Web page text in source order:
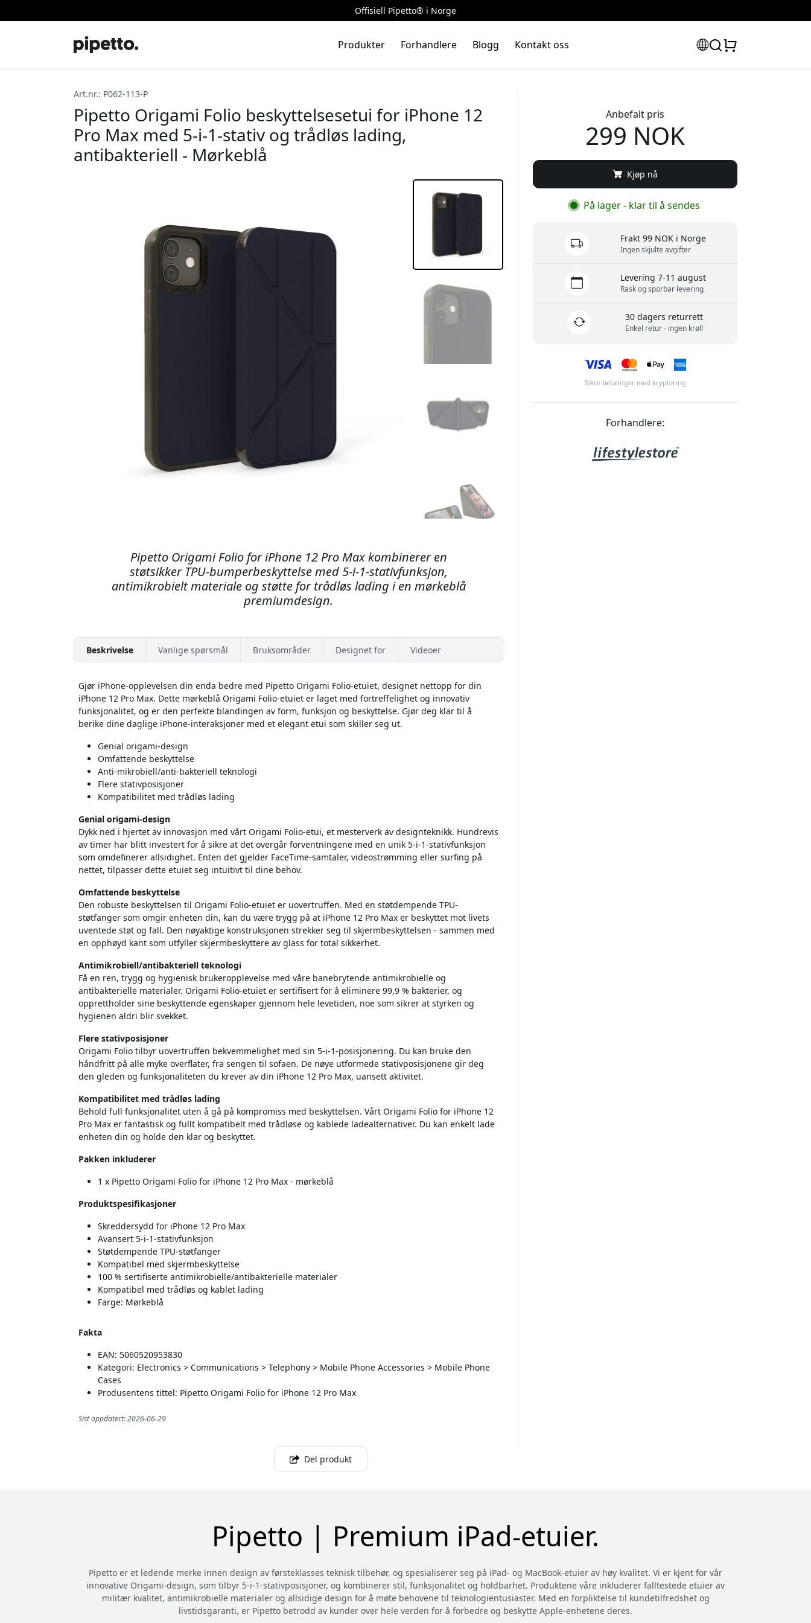
Offisiell Pipetto® i Norge
Produkter Forhandlere Blogg Kontakt oss
Art.nr.: P062-113-P
Pipetto Origami Folio beskyttelsesetui for iPhone 12
Pro Max med 5-i-1-stativ og trådløs lading,
antibakteriell - Mørkeblå
Pipetto Origami Folio for iPhone 12 Pro Max kombinerer en
støtsikker TPU-bumperbeskyttelse med 5-i-1-stativfunksjon,
antimikrobielt materiale og støtte for trådløs lading i en mørkeblå
premiumdesign.
Beskrivelse Vanlige spørsmål Bruksområder Designet for Videoer
Gjør iPhone-opplevelsen din enda bedre med Pipetto Origami Folio-etuiet, designet nettopp for din
iPhone 12 Pro Max. Dette mørkeblå Origami Folio-etuiet er laget med fortreffelighet og innovativ
funksjonalitet, og er den perfekte blandingen av form, funksjon og beskyttelse. Gjør deg klar til å
berike dine daglige iPhone-interaksjoner med et elegant etui som skiller seg ut.
Genial origami-design
Omfattende beskyttelse
Anti-mikrobiell/anti-bakteriell teknologi
Flere stativposisjoner
Kompatibilitet med trådløs lading
Genial origami-design
Dykk ned i hjertet av innovasjon med vårt Origami Folio-etui, et mesterverk av designteknikk. Hundrevis
av timer har blitt investert for å sikre at det overgår forventningene med en unik 5-i-1-stativfunksjon
som omdefinerer allsidighet. Enten det gjelder FaceTime-samtaler, videostrømming eller surfing på
nettet, tilpasser dette etuiet seg intuitivt til dine behov.
Omfattende beskyttelse
Den robuste beskyttelsen til Origami Folio-etuiet er uovertruffen. Med en støtdempende TPU-
støtfanger som omgir enheten din, kan du være trygg på at iPhone 12 Pro Max er beskyttet mot livets
uventede støt og fall. Den nøyaktige konstruksjonen strekker seg til skjermbeskyttelsen - sammen med
en opphøyd kant som utfyller skjermbeskyttere av glass for total sikkerhet.
Antimikrobiell/antibakteriell teknologi
Få en ren, trygg og hygienisk brukeropplevelse med våre banebrytende antimikrobielle og
antibakterielle materialer. Origami Folio-etuiet er sertifisert for å eliminere 99,9 % bakterier, og
opprettholder sine beskyttende egenskaper gjennom hele levetiden, noe som sikrer at styrken og
hygienen aldri blir svekket.
Flere stativposisjoner
Origami Folio tilbyr uovertruffen bekvemmelighet med sin 5-i-1-posisjonering. Du kan bruke den
håndfritt på alle myke overflater, fra sengen til sofaen. De nøye utformede stativposisjonene gir deg
den gleden og funksjonaliteten du krever av din iPhone 12 Pro Max, uansett aktivitet.
Kompatibilitet med trådløs lading
Behold full funksjonalitet uten å gå på kompromiss med beskyttelsen. Vårt Origami Folio for iPhone 12
Pro Max er fantastisk og fullt kompatibelt med trådløse og kablede ladealternativer. Du kan enkelt lade
enheten din og holde den klar og beskyttet.
Pakken inkluderer
1 x Pipetto Origami Folio for iPhone 12 Pro Max - mørkeblå
Produktspesifikasjoner
Skreddersydd for iPhone 12 Pro Max
Avansert 5-i-1-stativfunksjon
Støtdempende TPU-støtfanger
Kompatibel med skjermbeskyttelse
100 % sertifiserte antimikrobielle/antibakterielle materialer
Kompatibel med trådløs og kablet lading
Farge: Mørkeblå
Fakta
EAN: 5060520953830
Kategori: Electronics > Communications > Telephony > Mobile Phone Accessories > Mobile Phone
Cases
Produsentens tittel: Pipetto Origami Folio for iPhone 12 Pro Max
Sist oppdatert: 2026-06-29
Anbefalt pris
299 NOK
Kjøp nå
På lager - klar til å sendes
Frakt 99 NOK i Norge
Ingen skjulte avgifter
Levering 7-11 august
Rask og sporbar levering
30 dagers returrett
Enkel retur - ingen krøll
Sikre betalinger med kryptering
Forhandlere:
Del produkt
Pipetto | Premium iPad-etuier.
Pipetto er et ledende merke innen design av førsteklasses teknisk tilbehør, og spesialiserer seg på iPad- og MacBook-etuier av høy kvalitet. Vi er kjent for vår
innovative Origami-design, som tilbyr 5-i-1-stativposisjoner, og kombinerer stil, funksjonalitet og holdbarhet. Produktene våre inkluderer falltestede etuier av
militær kvalitet, antimikrobielle materialer og allsidige design for å møte behovene til teknologientusiaster. Med en forpliktelse til kundetilfredshet og
livstidsgaranti, er Pipetto betrodd av kunder over hele verden for å forbedre og beskytte Apple-enhetene deres.